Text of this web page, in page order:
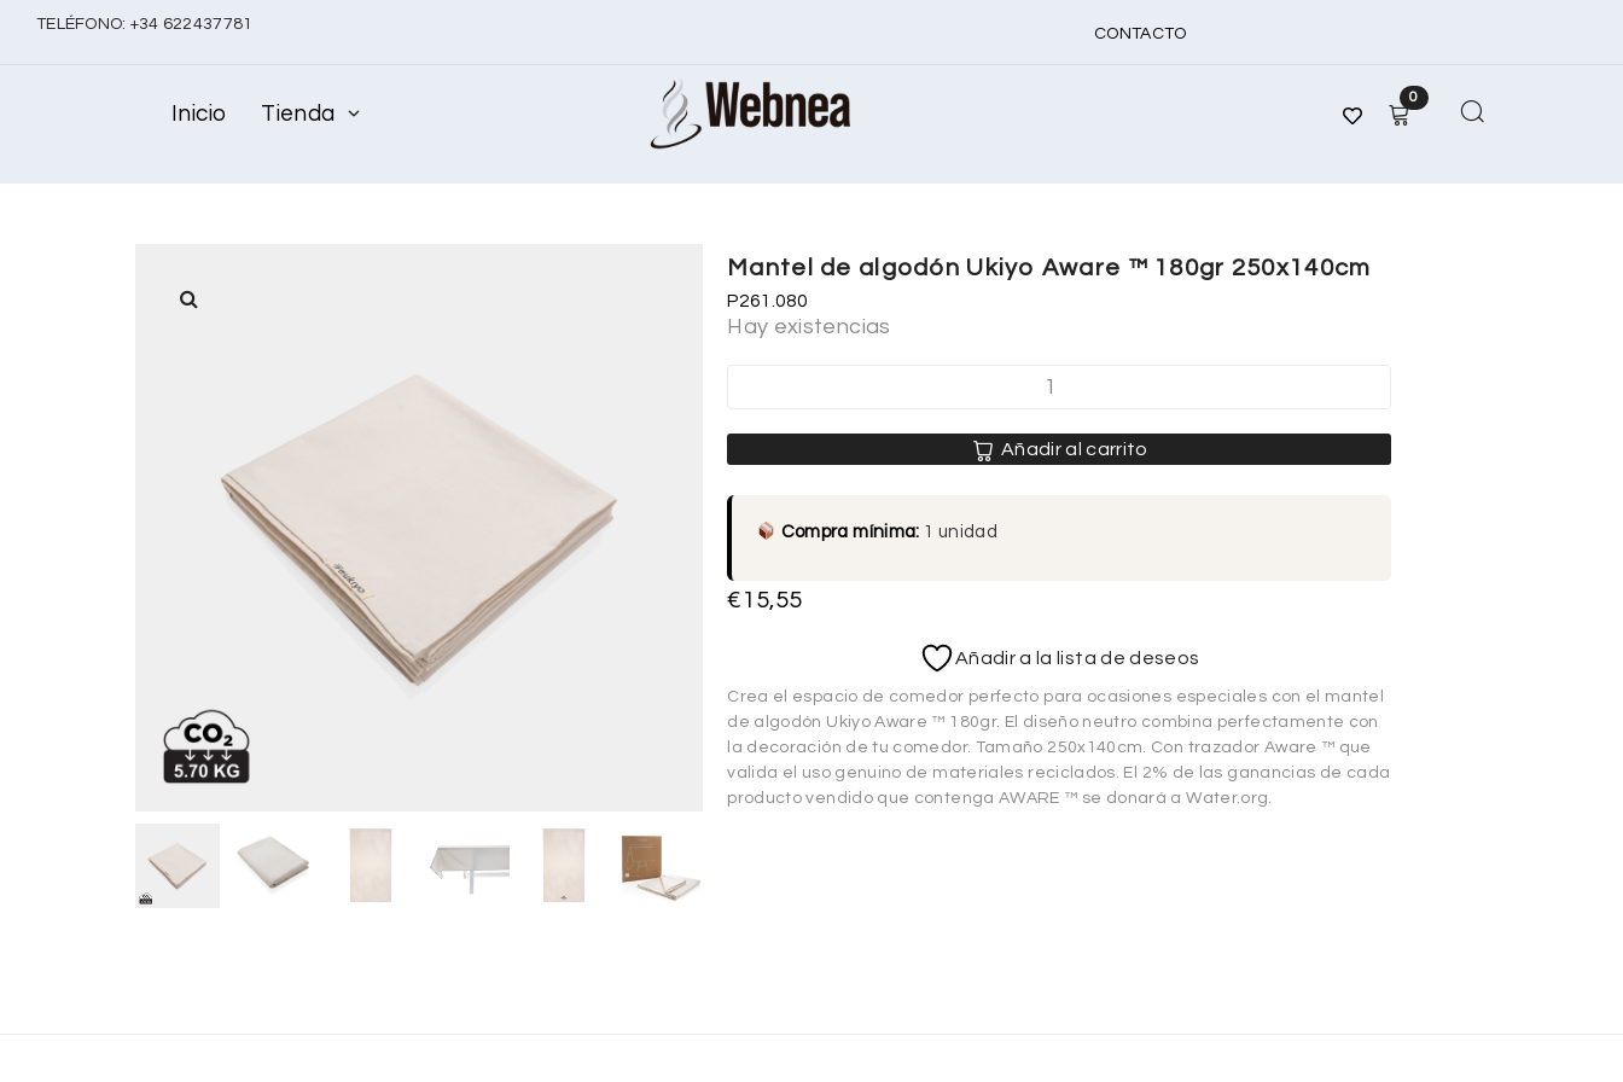
TELÉFONO: +34 622437781
CONTACTO
Inicio Tienda
0
Mantel de algodón Ukiyo Aware ™ 180gr 250x140cm
P261.080
Hay existencias
Añadir al carrito
Compra mínima: 1 unidad
€ 15,55
Añadir a la lista de deseos
Crea el espacio de comedor perfecto para ocasiones especiales con el mantel
de algodón Ukiyo Aware ™ 180gr. El diseño neutro combina perfectamente con
la decoración de tu comedor. Tamaño 250x140cm. Con trazador Aware ™ que
valida el uso genuino de materiales reciclados. El 2% de las ganancias de cada
producto vendido que contenga AWARE ™ se donará a Water.org.